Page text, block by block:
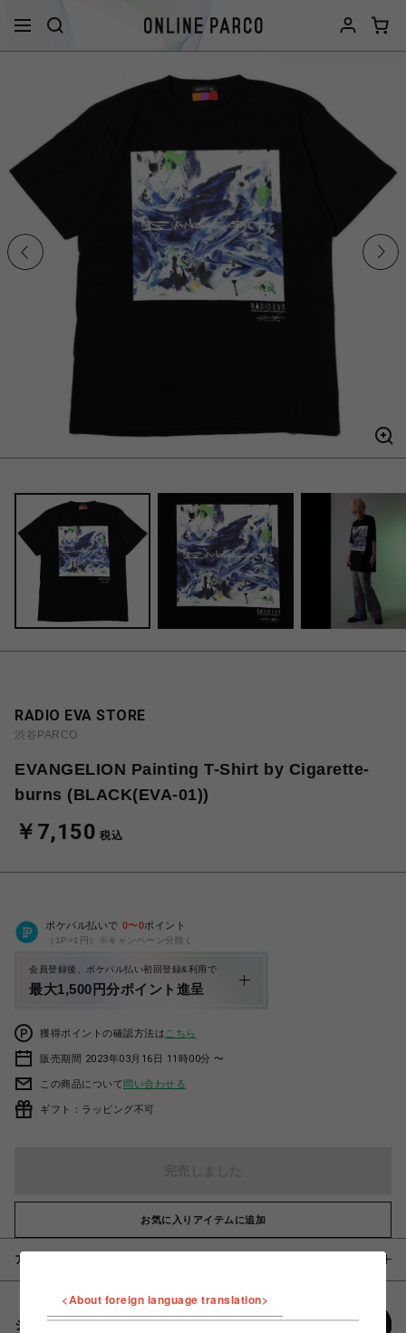
RADIO EVA STORE
渋谷PARCO
EVANGELION Painting T-Shirt by Cigarette-
burns (BLACK(EVA-01))
￥7,150 税込
ポケパル払いで 0〜0ポイント
（1P=1円）※キャンペーン分除く
会員登録後、ポケパル払い初回登録&利用で
最大1,500円分ポイント進呈
獲得ポイントの確認方法は こちら
販売期間 2023年03月16日 11時00分 〜
この商品について問い合わせる
ギフト：ラッピング不可
お気に入りアイテムに追加
アイテム説明 / 素材
シェアする
<About foreign language translation>